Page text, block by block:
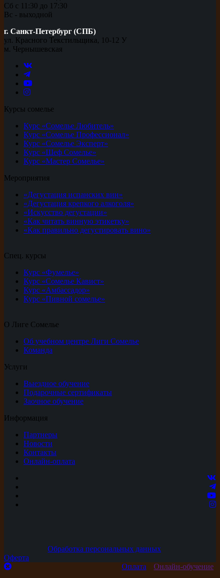
Сб с 11:30 до 17:30
Вс - выходной
г. Санкт-Петербург (СПБ)
ул. Красного Текстильщика, 10-12 У
м. Чернышевская
Курсы сомелье
Курс «Сомелье Любитель»
Курс «Сомелье Профессионал»
Курс «Сомелье Эксперт»
Курс «Шеф Сомелье»
Курс «Мастер Сомелье»
Мероприятия
«Дегустация испанских вин»
«Дегустация крепкого алкоголя»
«Искусство дегустации»
«Как читать винную этикетку»
«Как правильно дегустировать вино»
Спец. курсы
Курс «Фумелье»
Курс «Сомелье Кавист»
Курс «Амбассадор»
Курс «Пивной сомелье»
О Лиге Сомелье
Об учебном центре Лиги Сомелье
Команда
Услуги
Выездное обучение
Подарочные сертификаты
Заочное обучение
Информация
Партнеры
Новости
Контакты
Онлайн-оплата
Обработка персональных данных
Оферта
Онлайн-обучение
Оплата